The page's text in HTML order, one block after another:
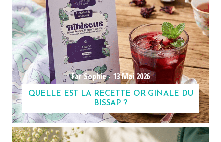
Par Sophie -13 Mai 2026
QUELLE EST LA RECETTE ORIGINALE DU
BISSAP ?